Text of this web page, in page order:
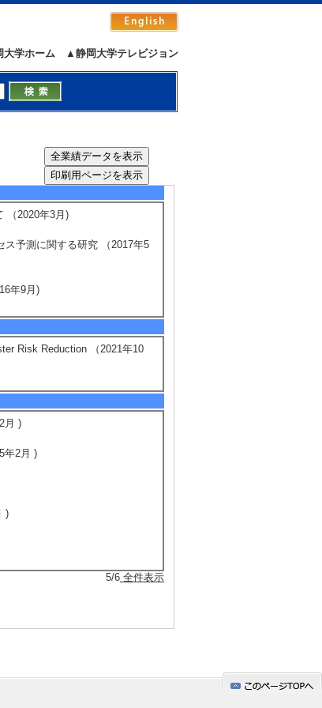
▲静岡大学テレビジョン
学ホーム
AIモデルの研究開発
付金事業」）
開発 （ 2020年4月 ） 基盤研
（2020年3月)
予測に関する研究 （2017年5
年9月)
Risk Reduction （2021年10
月 )
年2月 )
)
5/6 全件表示